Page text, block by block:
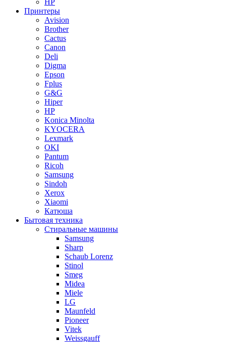
HP
Принтеры
Avision
Brother
Cactus
Canon
Deli
Digma
Epson
Fplus
G&G
Hiper
HP
Konica Minolta
KYOCERA
Lexmark
OKI
Pantum
Ricoh
Samsung
Sindoh
Xerox
Xiaomi
Катюша
Бытовая техника
Стиральные машины
Samsung
Sharp
Schaub Lorenz
Stinol
Smeg
Midea
Miele
LG
Maunfeld
Pioneer
Vitek
Weissgauff